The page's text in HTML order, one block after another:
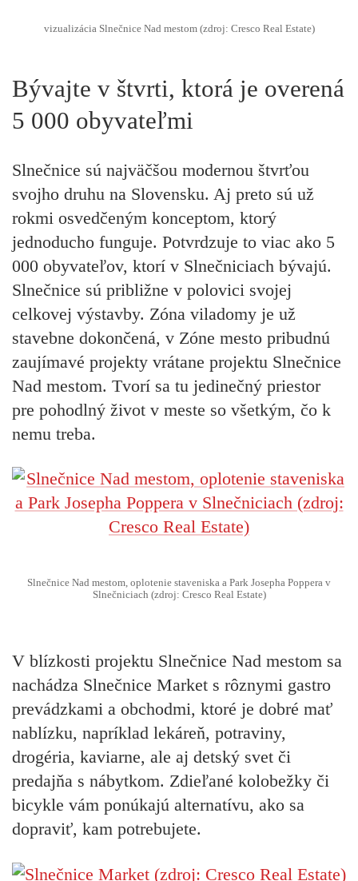
vizualizácia Slnečnice Nad mestom (zdroj: Cresco Real Estate)
Bývajte v štvrti, ktorá je overená
5 000 obyvateľmi
Slnečnice sú najväčšou modernou štvrťou
svojho druhu na Slovensku. Aj preto sú už
rokmi osvedčeným konceptom, ktorý
jednoducho funguje. Potvrdzuje to viac ako 5
000 obyvateľov, ktorí v Slnečniciach bývajú.
Slnečnice sú približne v polovici svojej
celkovej výstavby. Zóna viladomy je už
stavebne dokončená, v Zóne mesto pribudnú
zaujímavé projekty vrátane projektu Slnečnice
Nad mestom. Tvorí sa tu jedinečný priestor
pre pohodlný život v meste so všetkým, čo k
nemu treba.
Slnečnice Nad mestom, oplotenie staveniska a Park Josepha Poppera v
Slnečniciach (zdroj: Cresco Real Estate)
V blízkosti projektu Slnečnice Nad mestom sa
nachádza Slnečnice Market s rôznymi gastro
prevádzkami a obchodmi, ktoré je dobré mať
nablízku, napríklad lekáreň, potraviny,
drogéria, kaviarne, ale aj detský svet či
predajňa s nábytkom. Zdieľané kolobežky či
bicykle vám ponúkajú alternatívu, ako sa
dopraviť, kam potrebujete.